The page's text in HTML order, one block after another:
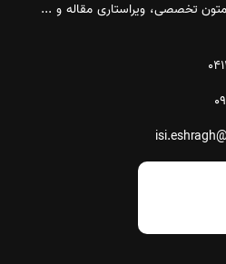
تخصصی، ویراستاری مقاله و ...